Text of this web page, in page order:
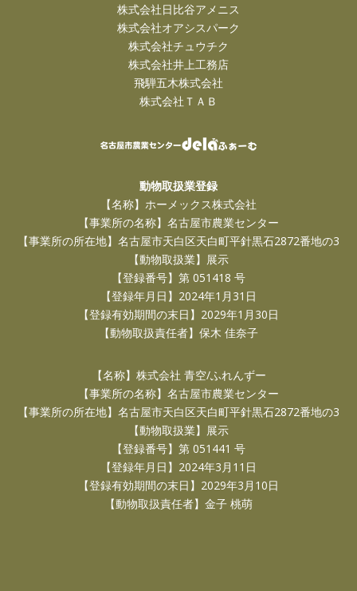
株式会社日比谷アメニス
株式会社オアシスパーク
株式会社チュウチク
株式会社井上工務店
飛騨五木株式会社
株式会社ＴＡＢ
動物取扱業登録
【名称】ホーメックス株式会社
【事業所の名称】名古屋市農業センター
【事業所の所在地】名古屋市天白区天白町平針黒石2872番地の3
【動物取扱業】展示
【登録番号】第 051418 号
【登録年月日】2024年1月31日
【登録有効期間の末日】2029年1月30日
【動物取扱責任者】保木 佳奈子
【名称】株式会社 青空/ふれんずー
【事業所の名称】名古屋市農業センター
【事業所の所在地】名古屋市天白区天白町平針黒石2872番地の3
【動物取扱業】展示
【登録番号】第 051441 号
【登録年月日】2024年3月11日
【登録有効期間の末日】2029年3月10日
【動物取扱責任者】金子 桃萌